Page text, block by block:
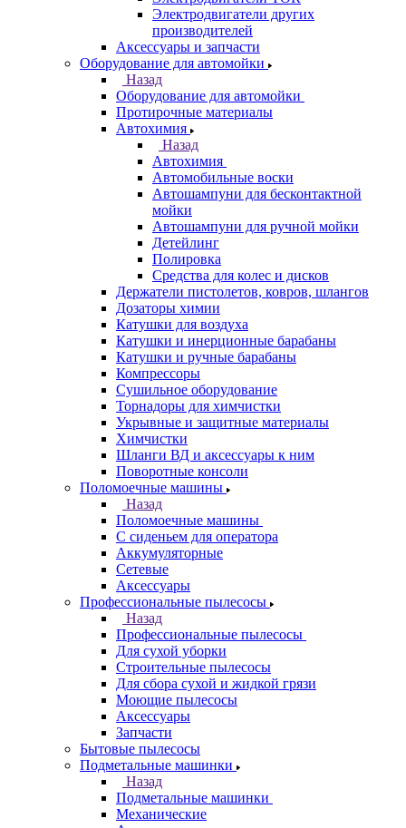
Электродвигатели других
производителей
Аксессуары и запчасти
Оборудование для автомойки
Назад
Оборудование для автомойки
Протирочные материалы
Автохимия
Назад
Автохимия
Автомобильные воски
Автошампуни для бесконтактной
мойки
Автошампуни для ручной мойки
Детейлинг
Полировка
Средства для колес и дисков
Держатели пистолетов, ковров, шлангов
Дозаторы химии
Катушки для воздуха
Катушки и инерционные барабаны
Катушки и ручные барабаны
Компрессоры
Сушильное оборудование
Торнадоры для химчистки
Укрывные и защитные материалы
Химчистки
Шланги ВД и аксессуары к ним
Поворотные консоли
Поломоечные машины
Назад
Поломоечные машины
С сиденьем для оператора
Аккумуляторные
Сетевые
Аксессуары
Профессиональные пылесосы
Назад
Профессиональные пылесосы
Для сухой уборки
Строительные пылесосы
Для сбора сухой и жидкой грязи
Моющие пылесосы
Аксессуары
Запчасти
Бытовые пылесосы
Подметальные машинки
Назад
Подметальные машинки
Механические